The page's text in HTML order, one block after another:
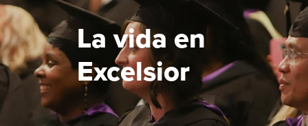
La vida en
Excelsior